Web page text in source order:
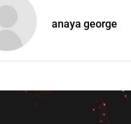
anaya george